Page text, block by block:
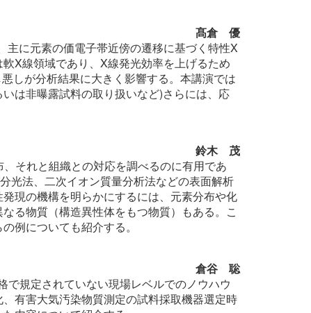
髙倉 優
に元素の価電子帯近傍の遷移に基づく特性X
X線領域であり、X線発光効率を上げるため
しが分析結果に大きく影響する。本講演では
は非曝露試料の取り扱いなど)さらには、応
鈴木 茂
それと組織との対応を調べるのに有用であ
光法、二次イオン質量分析法などの表面解析
現の機構を明らかにするには、元素分布や化
る物質（構造異性体をもつ物質）もある。こ
例についても紹介する。
倉谷 聡
規定されていない現場レベルでのノウハウ
有害大気汚染物質測定の試料採取機器選定時